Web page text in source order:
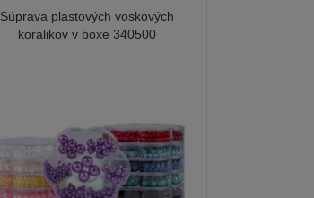
Súprava plastových voskových
korálikov v boxe 340500